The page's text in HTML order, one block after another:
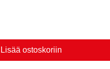
Lisää ostoskoriin